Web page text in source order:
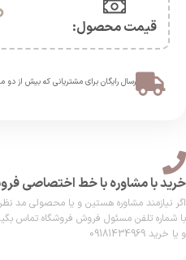
قیمت محصول:​
ارسال رایگان برای مشتریانی که بیش از
خرید با مشاوره با خط اختصاصی فروشگاه
اگر نیازمند مشاوره هستین و یا محصولی مد
با شماره تلفن مسئول فروش فروشگاه تماس
و یا خرید 09181434969